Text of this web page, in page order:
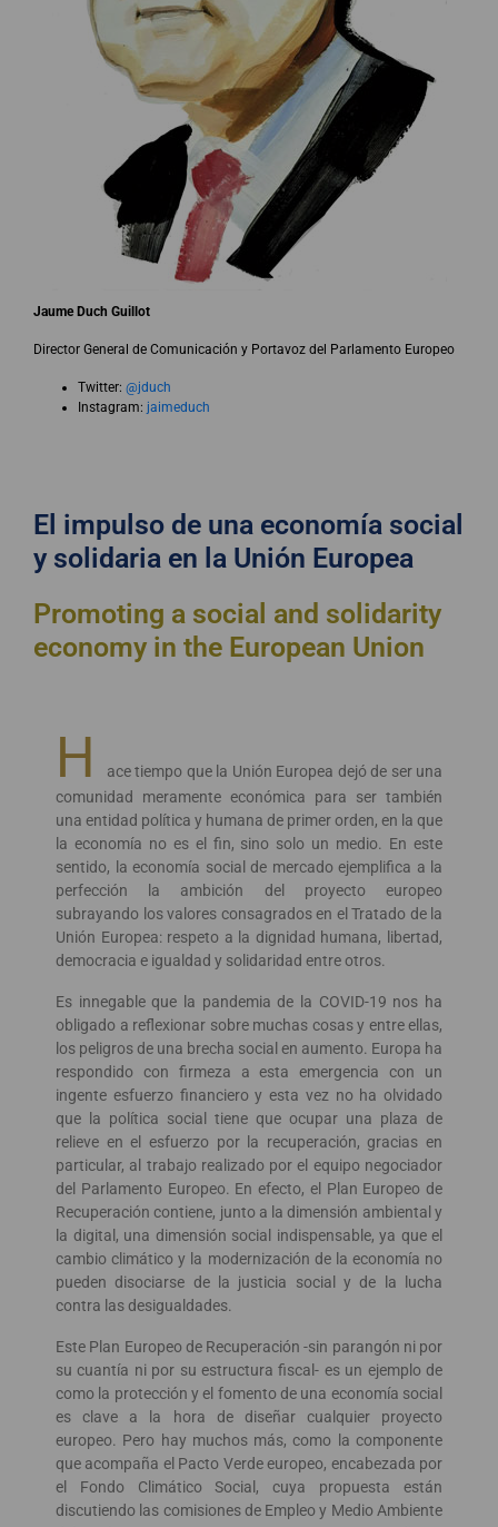
Jaume Duch Guillot
Director General de Comunicación y Portavoz del Parlamento Europeo
Twitter: @jduch
Instagram: jaimeduch
El impulso de una economía social
y solidaria en la Unión Europea
Promoting a social and solidarity
economy in the European Union
H
ace tiempo que la Unión Europea dejó de ser una
comunidad meramente económica para ser también
una entidad política y humana de primer orden, en la que
la economía no es el fin, sino solo un medio. En este
sentido, la economía social de mercado ejemplifica a la
perfección la ambición del proyecto europeo
subrayando los valores consagrados en el Tratado de la
Unión Europea: respeto a la dignidad humana, libertad,
democracia e igualdad y solidaridad entre otros.
Es innegable que la pandemia de la COVID-19 nos ha
obligado a reflexionar sobre muchas cosas y entre ellas,
los peligros de una brecha social en aumento. Europa ha
respondido con firmeza a esta emergencia con un
ingente esfuerzo financiero y esta vez no ha olvidado
que la política social tiene que ocupar una plaza de
relieve en el esfuerzo por la recuperación, gracias en
particular, al trabajo realizado por el equipo negociador
del Parlamento Europeo. En efecto, el Plan Europeo de
Recuperación contiene, junto a la dimensión ambiental y
la digital, una dimensión social indispensable, ya que el
cambio climático y la modernización de la economía no
pueden disociarse de la justicia social y de la lucha
contra las desigualdades.
Este Plan Europeo de Recuperación -sin parangón ni por
su cuantía ni por su estructura fiscal- es un ejemplo de
como la protección y el fomento de una economía social
es clave a la hora de diseñar cualquier proyecto
europeo. Pero hay muchos más, como la componente
que acompaña el Pacto Verde europeo, encabezada por
el Fondo Climático Social, cuya propuesta están
discutiendo las comisiones de Empleo y Medio Ambiente